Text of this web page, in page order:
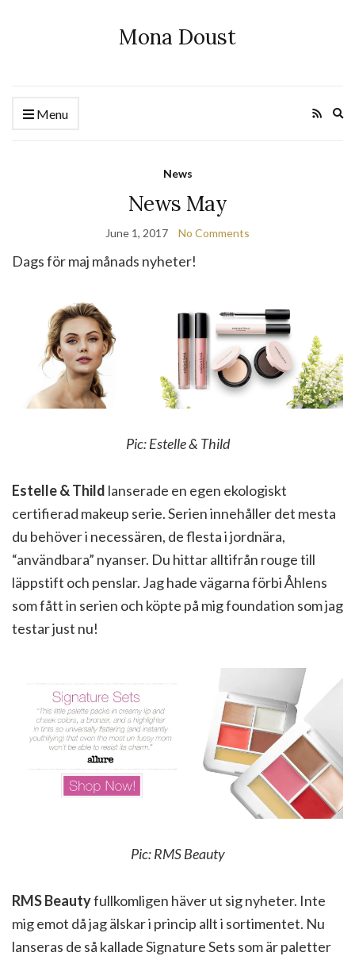
Mona Doust
Menu
News
News May
June 1, 2017 No Comments
Dags för maj månads nyheter!
Pic: Estelle & Thild
Estelle & Thild lanserade en egen ekologiskt
certifierad makeup serie. Serien innehåller det mesta
du behöver i necessären, de flesta i jordnära,
“användbara” nyanser. Du hittar alltifrån rouge till
läppstift och penslar. Jag hade vägarna förbi Åhlens
som fått in serien och köpte på mig foundation som jag
testar just nu!
Pic: RMS Beauty
RMS Beautyfullkomligen häver ut sig nyheter. Inte
mig emot då jag älskar i princip allt i sortimentet. Nu
lanseras de så kallade Signature Sets som är paletter